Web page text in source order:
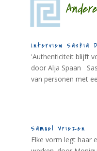
Andere
Interview Saskia
'Authenticiteit blijft
door Alja Spaan
van personen met
Samuel Vriezen
Elke vorm legt haar